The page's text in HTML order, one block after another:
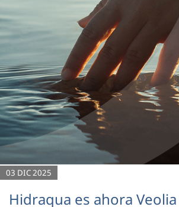
03 DIC 2025
Hidraqua es ahora Veolia